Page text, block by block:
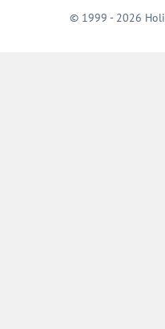
© 1999 - 2026